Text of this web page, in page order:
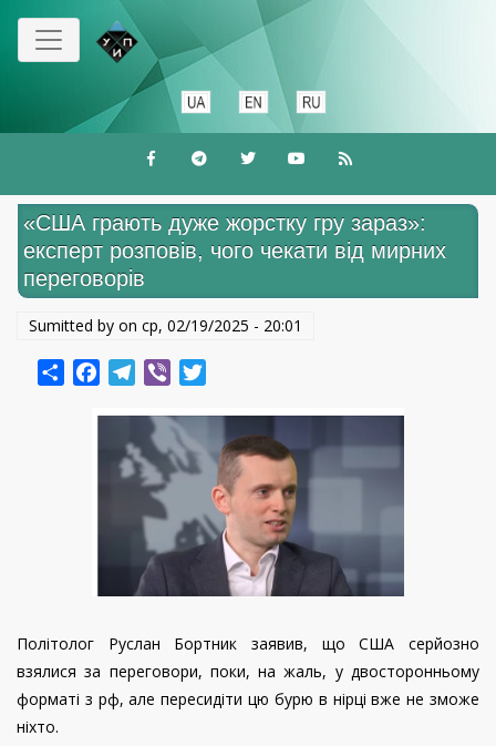
Перейти
основного
«США грають дуже жорстку гру зараз»:
експерт розповів, чого чекати від мирних
переговорів
Sumitted by on ср, 02/19/2025 - 20:01
ShareFacebookTelegram
Viber
Політолог Руслан Бортник заявив, що США серйозно
взялися за переговори, поки, на жаль, у двосторонньому
форматі з рф, але пересидіти цю бурю в нірці вже не зможе
ніхто.